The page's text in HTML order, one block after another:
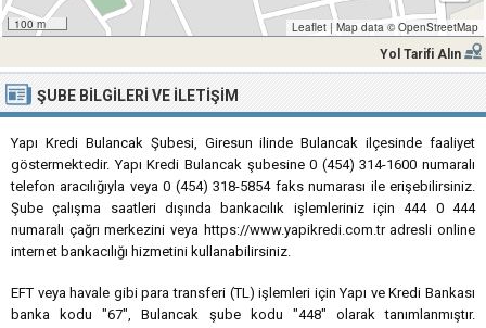
100 m Leaflet | Map data ©OpenStreetMap
Yol Tarifi Alın
ŞUBE BILGILERI VE İLETIŞIM
Yapı Kredi Bulancak Şubesi, Giresun ilinde Bulancak ilçesinde faaliyet
göstermektedir. Yapı Kredi Bulancak şubesine 0 (454) 314-1600 numaralı
telefon aracılığıyla veya 0 (454) 318-5854 faks numarası ile erişebilirsiniz.
Şube çalışma saatleri dışında bankacılık işlemleriniz için 444 0 444
numaralı çağrı merkezini veya https://www.yapikredi.com.tr adresli online
internet bankacılığı hizmetini kullanabilirsiniz.
EFT veya havale gibi para transferi (TL) işlemleri için Yapı ve Kredi Bankası
banka kodu "67", Bulancak şube kodu "448" olarak tanımlanmıştır.